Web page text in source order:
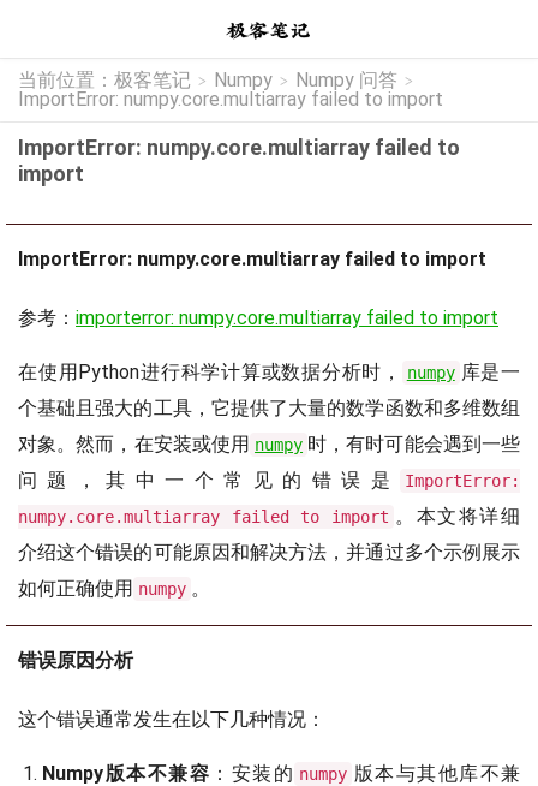
当前位置： 极客笔记 > Numpy > Numpy 问答 >
ImportError: numpy.core.multiarray failed to import
ImportError: numpy.core.multiarray failed to
import
ImportError: numpy.core.multiarray failed to import
参考： importerror: numpy.core.multiarray failed to import
在使用Python进行科学计算或数据分析时， numpy 库是一
个基础且强大的工具，它提供了大量的数学函数和多维数组
对象。然而，在安装或使用 numpy 时，有时可能会遇到一些
问题，其中一个常见的错误是
ImportError:
numpy.core.multiarray failed to import 。本文将详细
介绍这个错误的可能原因和解决方法，并通过多个示例展示
如何正确使用 numpy 。
错误原因分析
这个错误通常发生在以下几种情况：
Numpy版本不兼容 ：安装的 numpy 版本与其他库不兼